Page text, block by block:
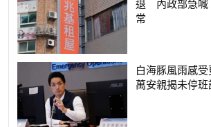
常
白海豚風雨感
萬安親揭未停